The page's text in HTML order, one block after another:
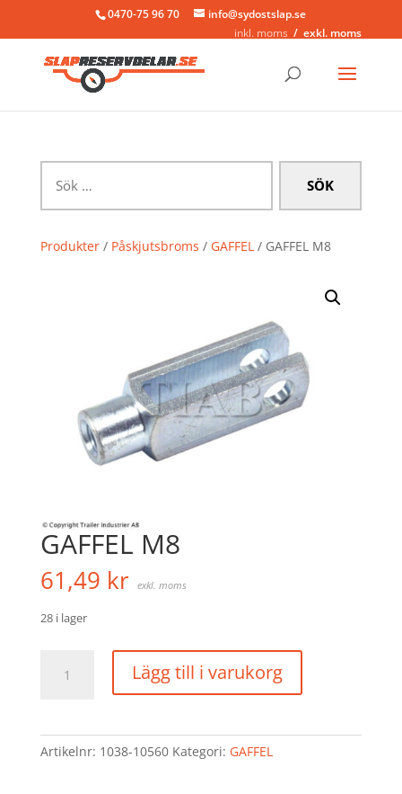
0470-75 96 70
info@sydostslap.se
inkl. moms
exkl. moms
efter:
Produkter/ Påskjutsbroms / GAFFEL/ GAFFEL M8
GAFFEL M8
61,49 kr exkl. moms
28 i lager
Lägg till i varukorg
Artikelnr: 1038-10560 Kategori: GAFFEL